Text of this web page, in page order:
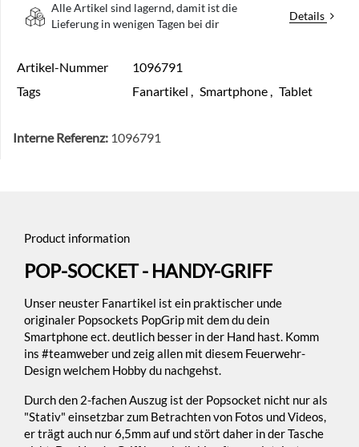
Alle Artikel sind lagernd, damit ist die
Lieferung in wenigen Tagen bei dir
Details
Artikel-Nummer
1096791
Tags
Fanartikel , Smartphone, Tablet
Interne Referenz: 1096791
Product information
POP-SOCKET - HANDY-GRIFF
Unser neuster Fanartikel ist ein praktischer unde
originaler Popsockets PopGrip mit dem du dein
Smartphone ect. deutlich besser in der Hand hast. Komm
ins #teamweber und zeig allen mit diesem Feuerwehr-
Design welchem Hobby du nachgehst.
Durch den 2-fachen Auszug ist der Popsocket nicht nur als
"Stativ" einsetzbar zum Betrachten von Fotos und Videos,
er trägt auch nur 6,5mm auf und stört daher in der Tasche